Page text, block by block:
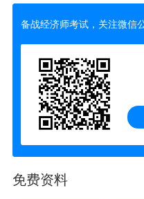
备战经济师考试，关注微信
免费资料